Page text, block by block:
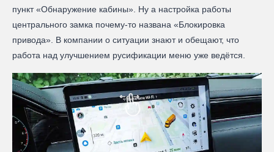
пункт «Обнаружение кабины». Ну а настройка работы
центрального замка почему-то названа «Блокировка
привода». В компании о ситуации знают и обещают, что
работа над улучшением русификации меню уже ведётся.